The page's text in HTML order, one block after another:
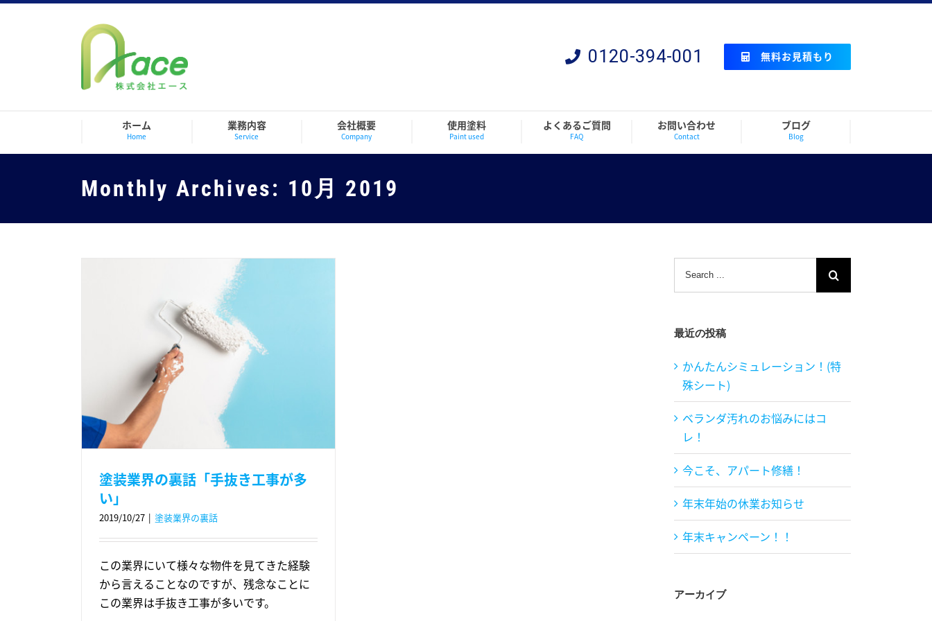
Skip
0120-394-001 無料お見積もり
ホーム
Home
業務内容
Service
会社概要
Company
使用塗料
Paint used
よくあるご質問
FAQ
お問い合わせ
Contact
ブログ
Blog
Monthly Archives: 10月 2019
塗装業界の裏話「手抜き工事が多
い」
2019/10/27 | 塗装業界の裏話
この業界にいて様々な物件を見てきた経験
から言えることなのですが、残念なことに
この業界は手抜き工事が多いです。
最近の投稿
かんたんシミュレーション！(特
殊シート)
ベランダ汚れのお悩みにはコ
レ！
今こそ、アパート修繕！
年末年始の休業お知らせ
年末キャンペーン！！
アーカイブ